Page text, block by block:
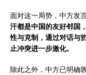
面对这一局势，中方发
汗都是中国的友好邻国
性与克制，通过对话与
止冲突进一步激化。
除此之外，中方已明确